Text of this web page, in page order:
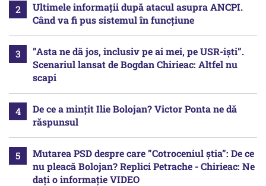
Ultimele informații după atacul asupra ANCPI.
Când va fi pus sistemul în funcțiune
”Asta ne dă jos, inclusiv pe ai mei, pe USR-iști”.
Scenariul lansat de Bogdan Chirieac: Altfel nu
scapi
De ce a mințit Ilie Bolojan? Victor Ponta ne dă
răspunsul
Mutarea PSD despre care ”Cotroceniul știa”: De ce
nu pleacă Bolojan? Replici Petrache - Chirieac: Ne
dați o informație VIDEO